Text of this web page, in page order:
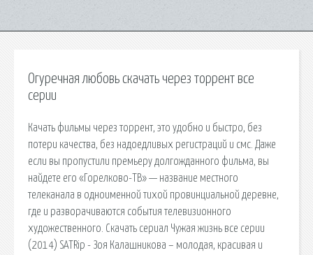
Огуречная любовь скачать через торрент все
серии
Качать фильмы через торрент, это удобно и быстро, без
потери качества, без надоедливых регистраций и смс. Даже
если вы пропустили премьеру долгожданного фильма, вы
найдете его «Горелково-ТВ» — название местного
телеканала в одноименной тихой провинциальной деревне,
где и разворачиваются события телевизионного
художественного. Скачать сериал Чужая жизнь все серии
(2014) SATRip - Зоя Калашникова – молодая, красивая и